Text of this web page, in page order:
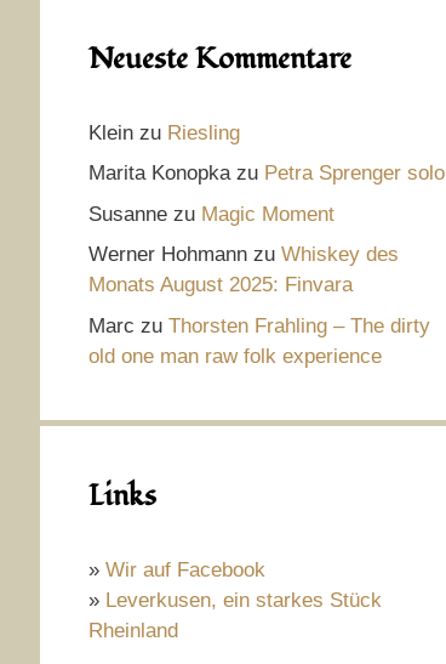
Neueste Kommentare
Klein zu Riesling
Marita Konopkazu Petra Sprenger solo
Susanne zu Magic Moment
Werner Hohmann zu Whiskey des
Monats August 2025: Finvara
Marc zu Thorsten Frahling – The dirty
old one man raw folk experience
Links
» Wir auf Facebook
» Leverkusen, ein starkes Stück
Rheinland